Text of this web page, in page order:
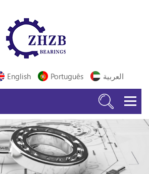
English Português العربية